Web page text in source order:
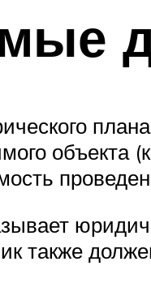
объекта
также